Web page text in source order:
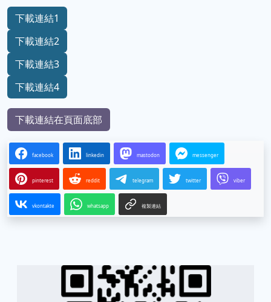
下載連結1
下載連結2
下載連結3
下載連結4
下載連結在頁面底部
facebook linkedin mastodon messenger
pinterest reddit telegram twitter viber
vkontakte whatsapp 複製連結